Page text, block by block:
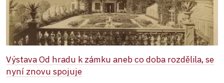
Výstava Od hradu k zámku aneb co doba rozdělila, se
nyní znovu spojuje